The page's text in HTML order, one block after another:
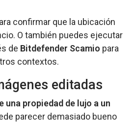
confirmar que la ubicación
O también puedes ejecutar
de Bitdefender Scamio para
contextos.
editadas
una propiedad de lujo a un
parecer demasiado bueno